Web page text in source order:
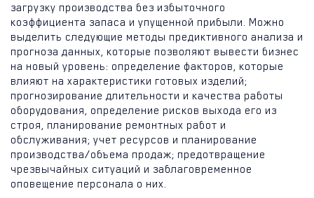
загрузку производства без избыточного
коэффициента запаса и упущенной прибыли. Можно
выделить следующие методы предиктивного анализа и
прогноза данных, которые позволяют вывести бизнес
на новый уровень: определение факторов, которые
влияют на характеристики готовых изделий;
прогнозирование длительности и качества работы
оборудования, определение рисков выхода его из
строя, планирование ремонтных работ и
обслуживания; учет ресурсов и планирование
производства/объема продаж; предотвращение
чрезвычайных ситуаций и заблаговременное
оповещение персонала о них.